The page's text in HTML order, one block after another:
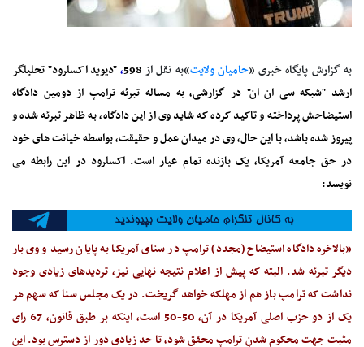
به گزارش پایگاه خبری «حامیان ولایت»به نقل از 598،"دیوید اکسلرود" تحلیلگر
ارشد "شبکه سی ان ان" در گزارشی، به مساله تبرئه ترامپ از دومین دادگاه
استیضاحش پرداخته و تاکید کرده که شاید وی از این دادگاه، به ظاهر تبرئه شده و
پیروز شده باشد، با این حال، وی در میدان عمل و حقیقت، بواسطه خیانت های خود
در حق جامعه آمریکا، یک بازنده تمام عیار است. اکسلرود در این رابطه می
نویسد:
«بالاخره دادگاه استیضاح (مجدد) ترامپ در سنای آمریکا به پایان رسید و وی بار
دیگر تبرئه شد. البته که پیش از اعلام نتیجه نهایی نیز، تردیدهای زیادی وجود
نداشت که ترامپ باز هم از مهلکه خواهد گریخت. در یک مجلس سنا که سهم هر
یک از دو حزب اصلی آمریکا در آن، 50-50 است، اینکه بر طبق قانون، 67 رای
مثبت جهت محکوم شدنِ ترامپ محقق شود، تا حد زیادی دور از دسترس بود. این